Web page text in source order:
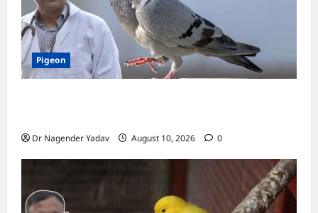
Pigeon
Dr Nagender Yadav August 10, 2026 0